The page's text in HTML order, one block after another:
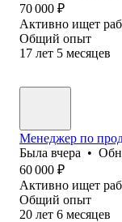
70 000 ₽
Активно ищет
Общий опыт
17 лет 5 месяцев
Менеджер по
Была вчера •
60 000 ₽
Активно ищет
Общий опыт
20 лет 6 месяцев